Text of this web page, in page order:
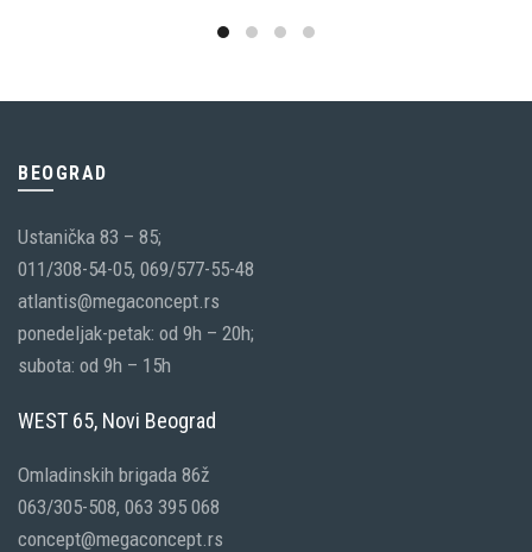
2,115.00 RSD.
BEOGRAD
Ustanička 83 – 85;
011/308-54-05, 069/577-55-48
atlantis@megaconcept.rs
ponedeljak-petak: od 9h – 20h;
subota: od 9h – 15h
WEST 65, Novi Beograd
Omladinskih brigada 86ž
063/305-508, 063 395 068
concept@megaconcept.rs